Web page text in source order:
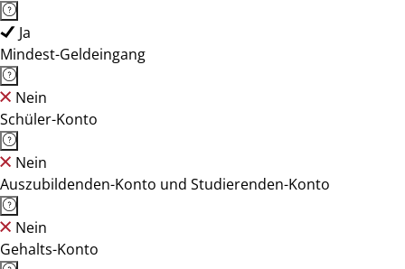
Ja
Mindest-Geldeingang
Nein
Schüler-Konto
Nein
Auszubildenden-Konto und Studierenden-Konto
Nein
Gehalts-Konto